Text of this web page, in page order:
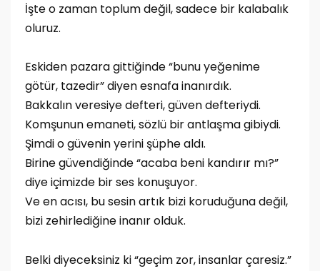
İşte o zaman toplum değil, sadece bir kalabalık
oluruz.
Eskiden pazara gittiğinde “bunu yeğenime
götür, tazedir” diyen esnafa inanırdık.
Bakkalın veresiye defteri, güven defteriydi.
Komşunun emaneti, sözlü bir antlaşma gibiydi.
Şimdi o güvenin yerini şüphe aldı.
Birine güvendiğinde “acaba beni kandırır mı?”
diye içimizde bir ses konuşuyor.
Ve en acısı, bu sesin artık bizi koruduğuna değil,
bizi zehirlediğine inanır olduk.
Belki diyeceksiniz ki “geçim zor, insanlar çaresiz.”